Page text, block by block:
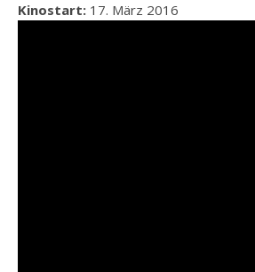
Kinostart: 17. März 2016